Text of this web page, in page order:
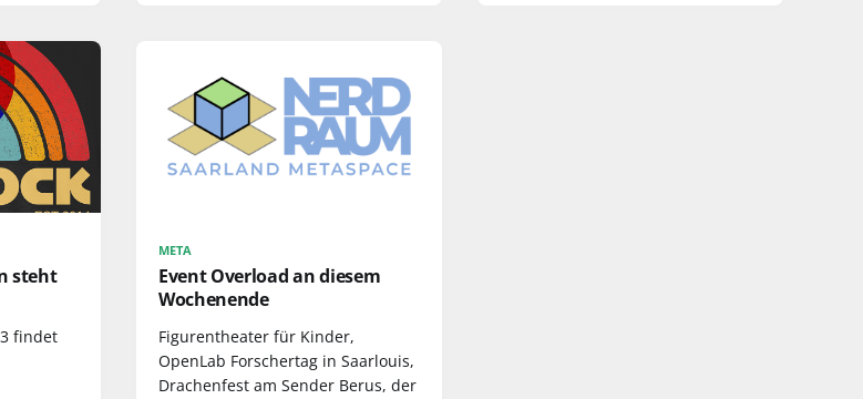
steht
findet
META
Event Overload an diesem
Wochenende
Figurentheater für Kinder,
OpenLab Forschertag in Saarlouis,
Drachenfest am Sender Berus, der